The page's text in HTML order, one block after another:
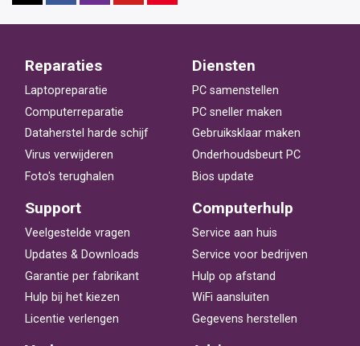
Reparaties
Laptopreparatie
Computerreparatie
Dataherstel harde schijf
Virus verwijderen
Foto's terughalen
Diensten
PC samenstellen
PC sneller maken
Gebruiksklaar maken
Onderhoudsbeurt PC
Bios update
Support
Veelgestelde vragen
Updates & Downloads
Garantie per fabrikant
Hulp bij het kiezen
Licentie verlengen
Computerhulp
Service aan huis
Service voor bedrijven
Hulp op afstand
WiFi aansluiten
Gegevens herstellen